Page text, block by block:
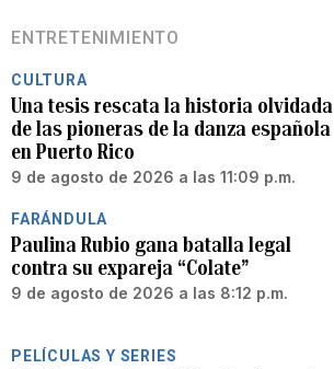
ENTRETENIMIENTO
CULTURA
Una tesis rescata la historia olvidada
de las pioneras de la danza española
en Puerto Rico
9 de agosto de 2026 a las 11:09 p.m.
FARÁNDULA
Paulina Rubio gana batalla legal
contra su expareja “Colate”
9 de agosto de 2026 a las 8:12 p.m.
PELÍCULAS Y SERIES